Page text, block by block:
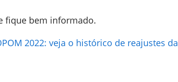
fique bem informado.
2022: veja o histórico de reajustes da